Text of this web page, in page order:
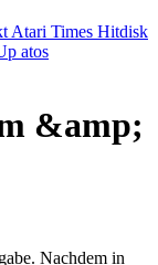
Atari Times Hitdisk
atos
&amp;
Nachdem in